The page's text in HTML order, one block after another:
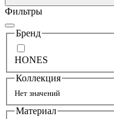
Фильтры
Бренд
HONES
Коллекция
Нет значений
Материал